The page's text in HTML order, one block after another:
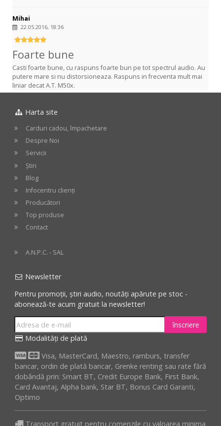
Mihai
22.05.2016, 18:36
Foarte bune
Casti foarte bune, cu raspuns foarte bun pe tot spectrul audio. Au
putere mare si nu distorsioneaza. Raspuns in frecventa mult mai
liniar decat A.T. M50x.
Harta site
Carduri cadou, împachetare
Despre Noi
Servicii
Știri
Blog
Infocentru clienți
Producători
Top produse
Contact
A.N.P.C. - SAL
Newsletter
Pentru promoții, știri audio, noutăți apărute pe stoc -
abonează-te acum gratuit la newsletter!
înscriere
Modalități de plată
Visa, MasterCard, Maestro, ramburs, transfer
bancar, ordin de plată bancar, Grenke renting sau rate fără
dobândă prin: Smart BT, Credit Europe Bank, First Bank,
Card Avantaj, Alpha bank, Star BT, Bonus Card Garanti,
Optimo
Transport gratuit pentru comenzile cu valoarea minima